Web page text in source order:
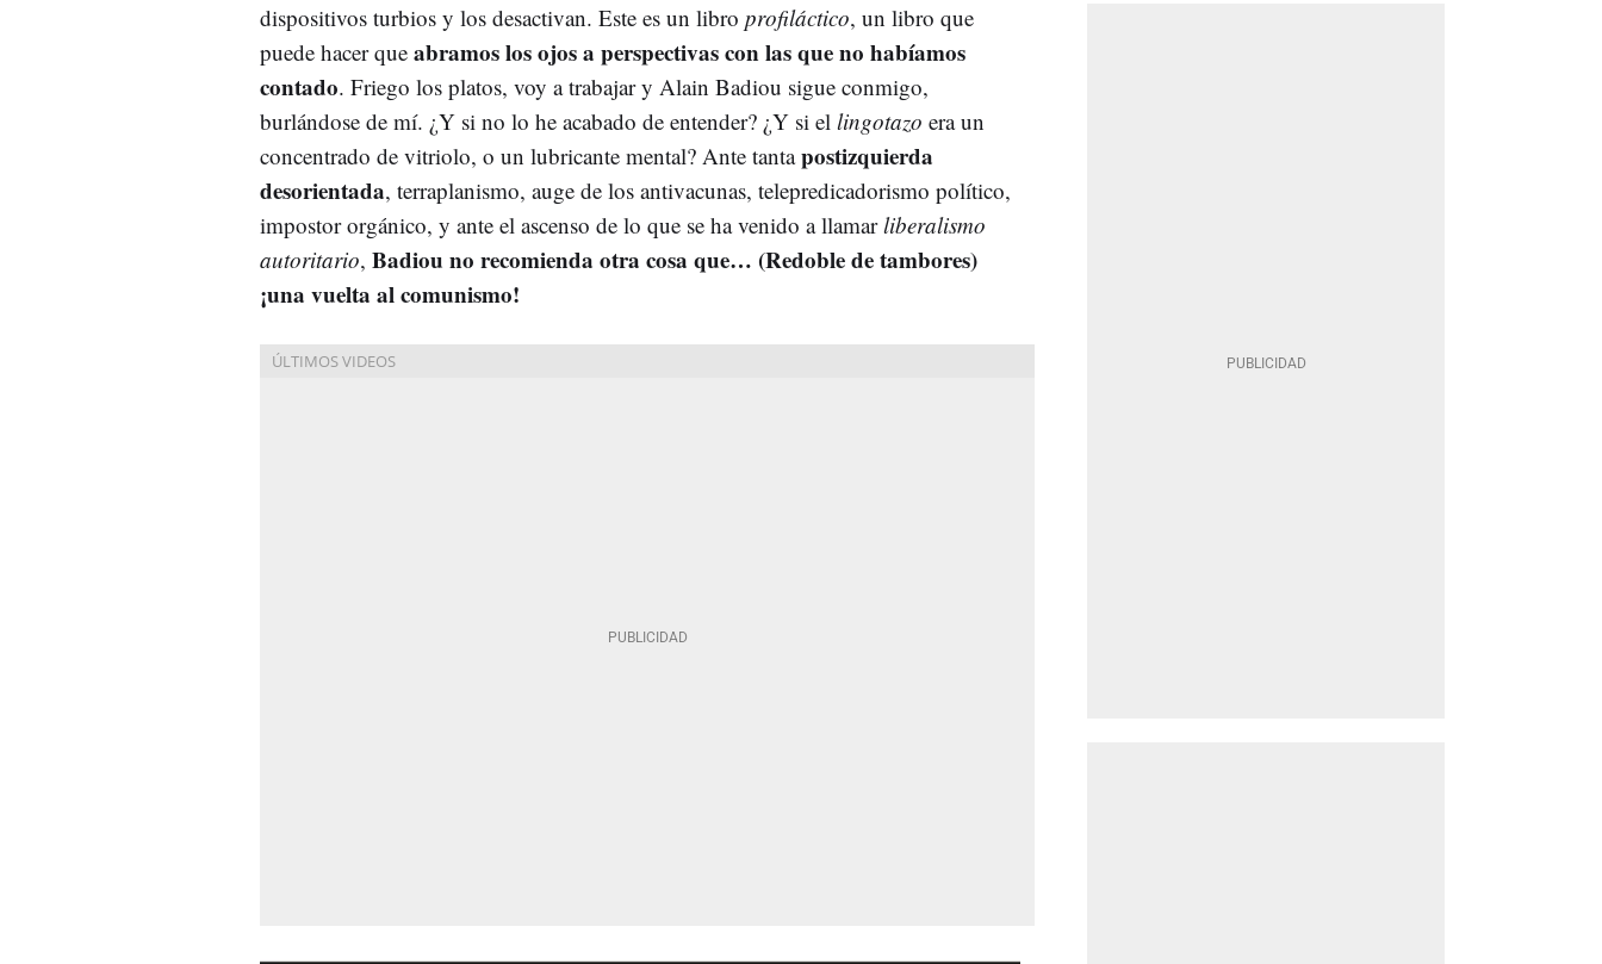
dispositivos turbios y los desactivan. Este es un libro profiláctico, un libro que
puede hacer que abramos los ojos a perspectivas con las que no habíamos
contado. Friego los platos, voy a trabajar y Alain Badiou sigue conmigo,
burlándose de mí. ¿Y si no lo he acabado de entender? ¿Y si el lingotazo era un
concentrado de vitriolo, o un lubricante mental? Ante tantapostizquierda
desorientada, terraplanismo, auge de los antivacunas, telepredicadorismo político,
impostor orgánico, y ante el ascenso de lo que se ha venido a llamarliberalismo
autoritario, Badiou no recomienda otra cosa que… (Redoble de tambores)
¡una vuelta al comunismo!